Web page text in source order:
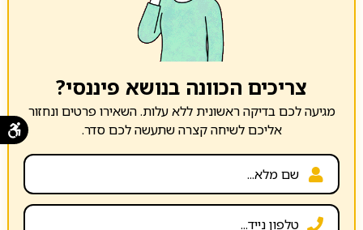
צריכים הכוונה בנושא פיננסי?
מגיעה לכם בדיקה ראשונית ללא עלות. השאירו פרטים ונחזור
אליכם לשיחה קצרה שתעשה לכם סדר.